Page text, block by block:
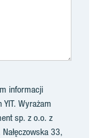
informacji
Wyrażam
sp. z o.o. z
33,